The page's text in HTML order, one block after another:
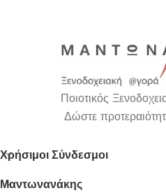
Ποιοτικός
Δώστε
Χρήσιμοι Σύνδεσμοι
Μαντωνανάκης